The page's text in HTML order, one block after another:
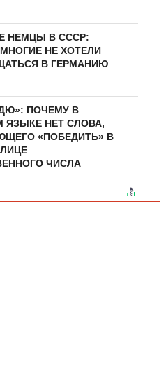
НЕМЦЫ В СССР:
НЕ ХОТЕЛИ
В ГЕРМАНИЮ
ПОЧЕМУ В
ЯЗЫКЕ НЕТ СЛОВА,
«ПОБЕДИТЬ» В
ЧИСЛА